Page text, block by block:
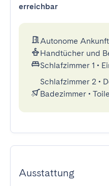
erreichbar
Autonome Ankunft
Handtücher und
Schlafzimmer 1 •
Schlafzimmer 2 •
Badezimmer •
Ausstattung